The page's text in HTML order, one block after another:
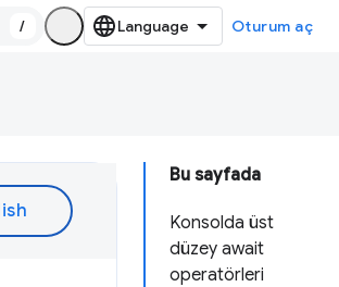
/ Oturum aç
Bu sayfada
Konsolda üst
düzey await
operatörleri